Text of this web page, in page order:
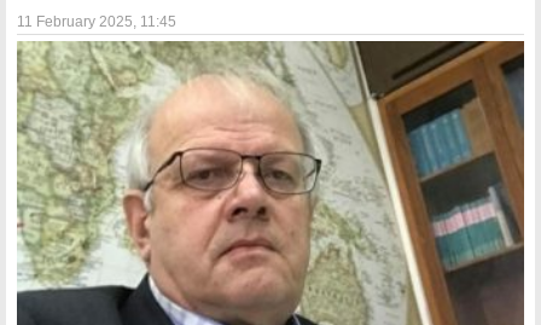
11 February 2025 , 11:45